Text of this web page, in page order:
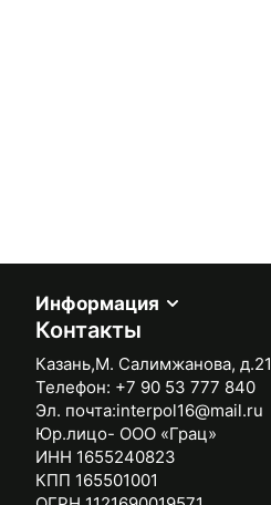
Информация
Контакты
Казань,М. Салимжанова, д.21
Телефон: +7 90 53 777 840
Эл. почта:interpol16@mail.ru
Юр.лицо- ООО «Грац»
ИНН 1655240823
КПП 165501001